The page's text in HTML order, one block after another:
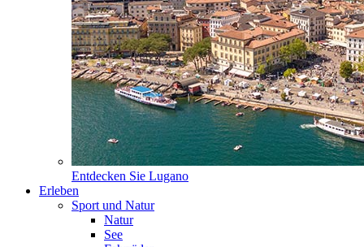
Entdecken Sie Lugano
Erleben
Sport und Natur
Natur
See